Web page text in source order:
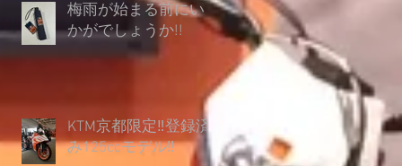
梅雨が始まる前にい
かがでしょうか︎!!
KTM京都限定‼登録済
み125ccモデル‼